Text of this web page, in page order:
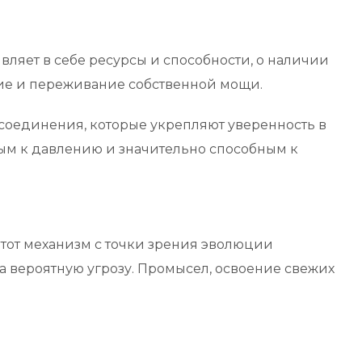
в себе ресурсы и способности, о наличии
и переживание собственной мощи.
которые укрепляют уверенность в
к давлению и значительно способным к
механизм с точки зрения эволюции
вероятную угрозу. Промысел, освоение свежих